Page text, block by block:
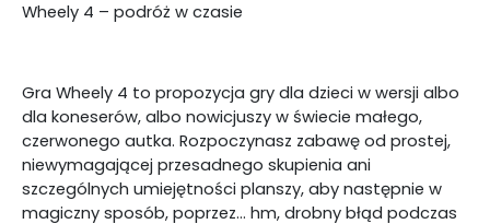
Wheely 4 – podróż w czasie
Gra Wheely 4 to propozycja gry dla dzieci w wersji albo
dla koneserów, albo nowicjuszy w świecie małego,
czerwonego autka. Rozpoczynasz zabawę od prostej,
niewymagającej przesadnego skupienia ani
szczególnych umiejętności planszy, aby następnie w
magiczny sposób, poprzez... hm, drobny błąd podczas